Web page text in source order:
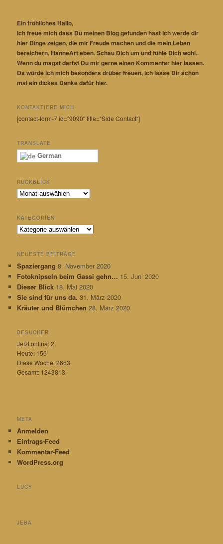
Ein fröhliches Hallo,
Ich freue mich dass Du meinen Blog gefunden hast Ich werde dir
hier Dinge zeigen, die mir Freude machen und die mein Leben
bereichern, HanneArt eben. Schau Dich um und fühle Dich wohl..
Wenn du magst darfst Du mir gerne einen Kommentar hier lassen.
Da würde ich mich besonders drüber freuen, ich lasse Dir schon
mal ein dickes Danke dafür hier.
KONTAKTIERE MICH
[contact-form-7 id=“9090″ title=“Side Contact“]
TRANSLATE
German
RÜCKBLICK
R
k
b
k
KATEGORIEN
K
e
g
o
r
i
e
NEUESTE BEITRÄGE
Spaziergang 8. November 2020
Fotoknipseln beim Gassi gehn… 15. Juni 2020
Dieser Blick 18. Mai 2020
Sie sind für uns da. 31. März 2020
Kräuter und Blümchen 28. März 2020
BESUCHER
Jetzt online: 2
Heute: 156
Diese Woche: 2663
Gesamt: 1243813
META
Anmelden
Eintrags-Feed
Kommentar-Feed
WordPress.org
LUCY
JEBA